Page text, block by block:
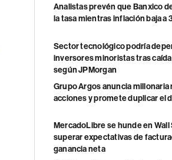
Analistas prevén que Banxico
la tasa mientras inflación baja a
Sector tecnológico podría
inversores minoristas tras
según JPMorgan
Grupo Argos anuncia millonaria
acciones y promete duplicar el
MercadoLibre se hunde en
superar expectativas de
ganancia neta